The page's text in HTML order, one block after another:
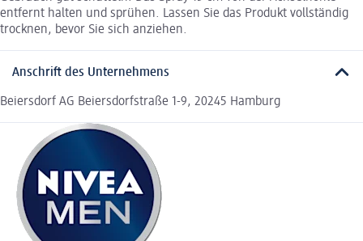
entfernt halten und sprühen. Lassen Sie das Produkt vollständig
trocknen, bevor Sie sich anziehen.
Anschrift des Unternehmens
Beiersdorf AG Beiersdorfstraße 1-9, 20245 Hamburg